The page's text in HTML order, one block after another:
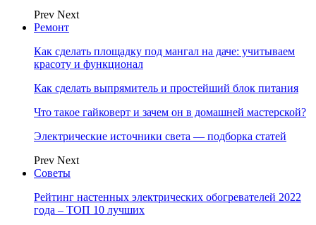
Prev Next
Ремонт
Как сделать площадку под мангал на даче: учитываем
красоту и функционал
Как сделать выпрямитель и простейший блок питания
Что такое гайковерт и зачем он в домашней мастерской?
Электрические источники света — подборка статей
Prev Next
Советы
Рейтинг настенных электрических обогревателей 2022
года – ТОП 10 лучших